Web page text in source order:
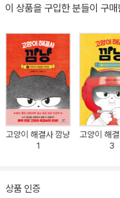
잘 어울리는 이름이다. 집이 없다
니까. 여행 가방 하나 달랑 끌고
짓고 있지만, 깜냥은 한 번 만난
따뜻한 고양이다. 무턱대고 일을
충대충 하는 법이 없다. 신세를
작한 일은 멋지게 해내기에 깜냥
권에서 잘 곳과 먹을 것을 내준 아
을 톡톡히 해낸 깜냥. 동네 피자
의 맹활약 또한 기대할 만하다. “요리는 처음이지만, 뭐 어때? 멋
지고 당당하게! 깜냥답게!” 피자
놀란다. 이렇게 맛있는 피자는 처
이 상품을 구입한 분들이 구
고양이 해결사 깜냥
1
고양이 해
3
상품 인증